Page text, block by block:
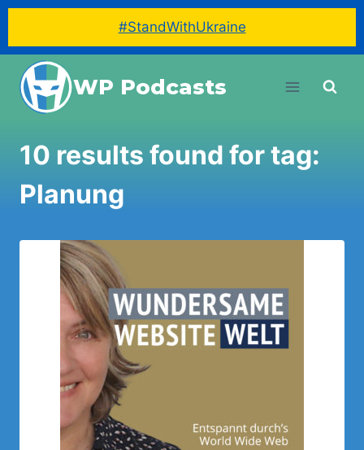
#StandWithUkraine
content
WP Podcasts
10 results found for tag:
Planung